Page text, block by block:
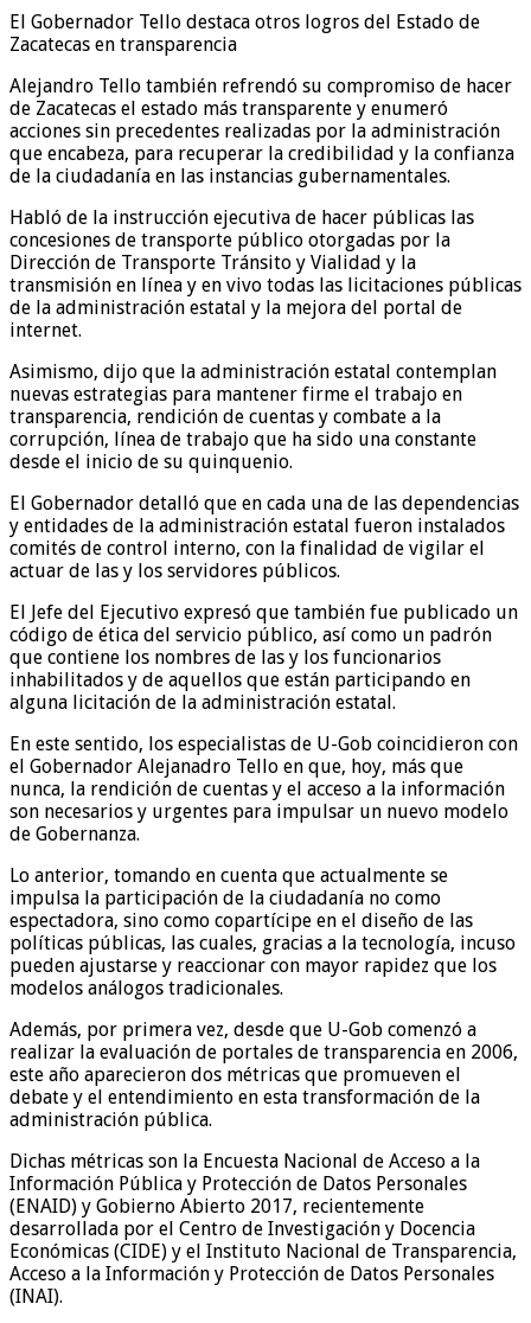
El Gobernador Tello destaca otros logros del Estado de
Zacatecas en transparencia
Alejandro Tello también refrendó su compromiso de hacer
de Zacatecas el estado más transparente y enumeró
acciones sin precedentes realizadas por la administración
que encabeza, para recuperar la credibilidad y la confianza
de la ciudadanía en las instancias gubernamentales.
Habló de la instrucción ejecutiva de hacer públicas las
concesiones de transporte público otorgadas por la
Dirección de Transporte Tránsito y Vialidad y la
transmisión en línea y en vivo todas las licitaciones públicas
de la administración estatal y la mejora del portal de
internet.
Asimismo, dijo que la administración estatal contemplan
nuevas estrategias para mantener firme el trabajo en
transparencia, rendición de cuentas y combate a la
corrupción, línea de trabajo que ha sido una constante
desde el inicio de su quinquenio.
El Gobernador detalló que en cada una de las dependencias
y entidades de la administración estatal fueron instalados
comités de control interno, con la finalidad de vigilar el
actuar de las y los servidores públicos.
El Jefe del Ejecutivo expresó que también fue publicado un
código de ética del servicio público, así como un padrón
que contiene los nombres de las y los funcionarios
inhabilitados y de aquellos que están participando en
alguna licitación de la administración estatal.
En este sentido, los especialistas de U-Gob coincidieron con
el Gobernador Alejanadro Tello en que, hoy, más que
nunca, la rendición de cuentas y el acceso a la información
son necesarios y urgentes para impulsar un nuevo modelo
de Gobernanza.
Lo anterior, tomando en cuenta que actualmente se
impulsa la participación de la ciudadanía no como
espectadora, sino como copartícipe en el diseño de las
políticas públicas, las cuales, gracias a la tecnología, incuso
pueden ajustarse y reaccionar con mayor rapidez que los
modelos análogos tradicionales.
Además, por primera vez, desde que U-Gob comenzó a
realizar la evaluación de portales de transparencia en 2006,
este año aparecieron dos métricas que promueven el
debate y el entendimiento en esta transformación de la
administración pública.
Dichas métricas son la Encuesta Nacional de Acceso a la
Información Pública y Protección de Datos Personales
(ENAID) y Gobierno Abierto 2017, recientemente
desarrollada por el Centro de Investigación y Docencia
Económicas (CIDE) y el Instituto Nacional de Transparencia,
Acceso a la Información y Protección de Datos Personales
(INAI).